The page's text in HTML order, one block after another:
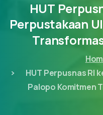
HUT
Perpustakaan
HUT Perpusnas RI
Palopo Komitmen